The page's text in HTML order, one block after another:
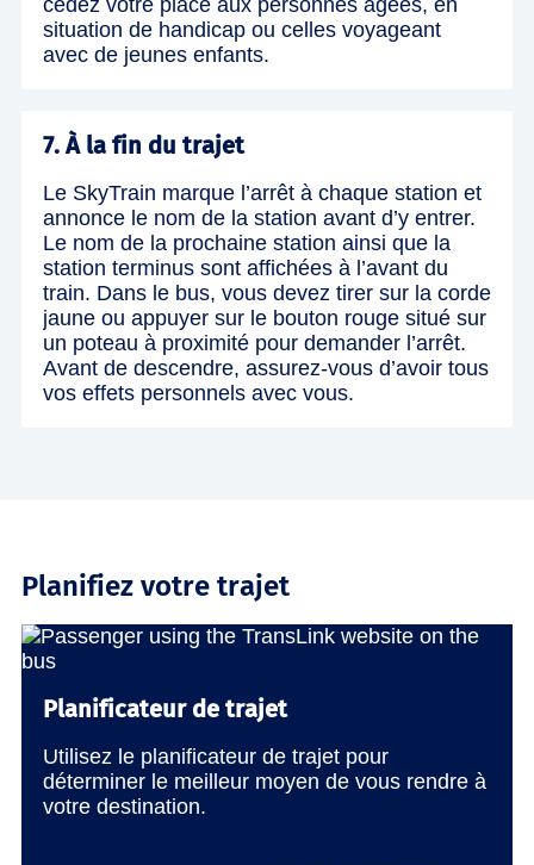
situation de handicap ou celles voyageant
avec de jeunes enfants.
7. À la fin du trajet
Le SkyTrain marque l’arrêt à chaque station et
annonce le nom de la station avant d’y entrer.
Le nom de la prochaine station ainsi que la
station terminus sont affichées à l’avant du
train. Dans le bus, vous devez tirer sur la corde
jaune ou appuyer sur le bouton rouge situé sur
un poteau à proximité pour demander l’arrêt.
Avant de descendre, assurez-vous d’avoir tous
vos effets personnels avec vous.
Planifiez votre trajet
Planificateur de trajet
Utilisez le planificateur de trajet pour
déterminer le meilleur moyen de vous rendre à
votre destination.